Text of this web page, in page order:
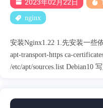
2023年02月22日
nginx
安装Nginx1.22 1.先安装一些
apt-transport-https ca-certificates 2.添加 Nginx 存储库
/etc/apt/sources.list Debian10
https://nginx.org/packages/